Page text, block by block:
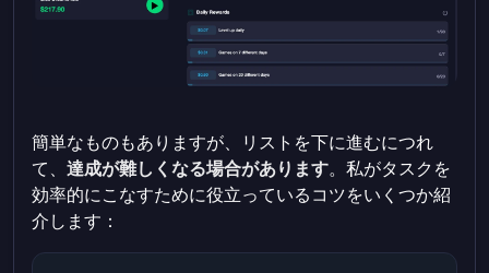
簡単なものもありますが、リストを下に進むにつれ
て、達成が難しくなる場合があります。私がタスクを
効率的にこなすために役立っているコツをいくつか紹
介します：